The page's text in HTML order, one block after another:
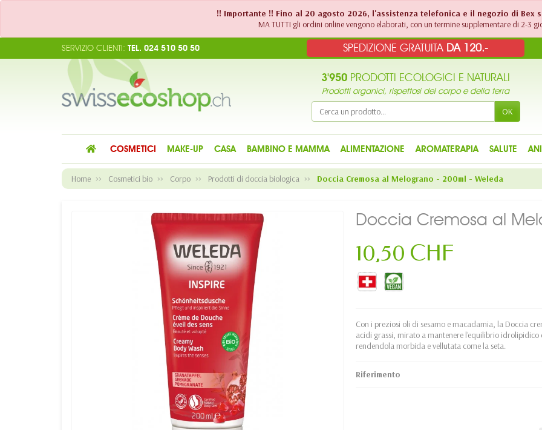
!! Importante !! Fino al 20 agosto 2026, l'assistenza telefonica e il negozio di Bex
MA TUTTI gli ordini online vengono elaborati, con un termine supplementare di 2-3
SPEDIZIONE GRATUITA DA 120.-
SERVIZIO CLIENTI: TEL. 024 510 50 50
3'950 PRODOTTI ECOLOGICI E NATURALI
Prodotti organici, rispettosi del corpo e della terra
OK
COSMETICI MAKE-UP CASA BAMBINO E MAMMA ALIMENTAZIONE AROMATERAPIA SALUTE
Home Cosmetici bio Corpo Prodotti di doccia biologica Doccia Cremosa al Melograno - 200ml - Weleda
Doccia Cremosa al
10,50 CHF
Con i preziosi oli di sesamo e macadamia, la Doccia
acidi grassi, mirato a mantenere l'equilibrio
rendendola morbida e vellutata come la seta.
Riferimento